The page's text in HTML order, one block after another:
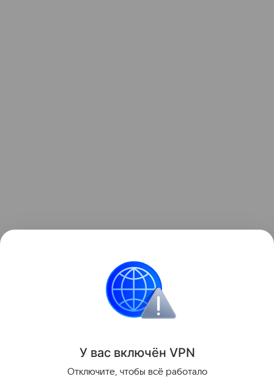
для отдельных моделей рост составил почти 13%.
Поделиться
У вас включён VPN
Отключите, чтобы всё работало